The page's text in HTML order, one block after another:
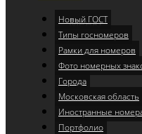
Меню
Новый ГОСТ
Типы госномеров
Рамки для номеров
Фото номерных
Города
Московская область
Иностранные
Портфолио